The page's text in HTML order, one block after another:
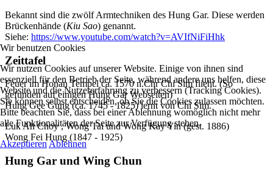
Bekannt sind die zwölf Armtechniken des Hung Gar. Diese werden
Brückenhände (Kiu Sao) genannt.
Siehe: https://www.youtube.com/watch?v=AVIfNiFiHhk
Zeittafel
Feuer imHonan Tempel ca. 1570 n.Chr Chi Sim flieht. (So
gefunden auf einigen Hung Gar Webseiten)
Hung Gee Gung (ca. 1745 - 1825) lernt von Chi Sim.
Luk Ah Choy , Wong Tai und Wong Kay Yin (gest. 1886)
Wong Fei Hung (1847 - 1925)
Hung Gar und Wing Chun
Wir benutzen Cookies
Wir nutzen Cookies auf unserer Website. Einige von ihnen sind
essenziell für den Betrieb der Seite, während andere uns helfen, diese
Website und die Nutzererfahrung zu verbessern (Tracking Cookies).
Sie können selbst entscheiden, ob Sie die Cookies zulassen möchten.
Bitte beachten Sie, dass bei einer Ablehnung womöglich nicht mehr
alle Funktionalitäten der Seite zur Verfügung stehen.
Akzeptieren Ablehnen